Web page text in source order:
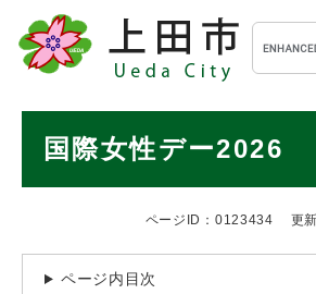
メニューを飛ばして本文
キ
ー
ワ
検
国際女性デー2026
ページID：0123434 更
ページ内目次